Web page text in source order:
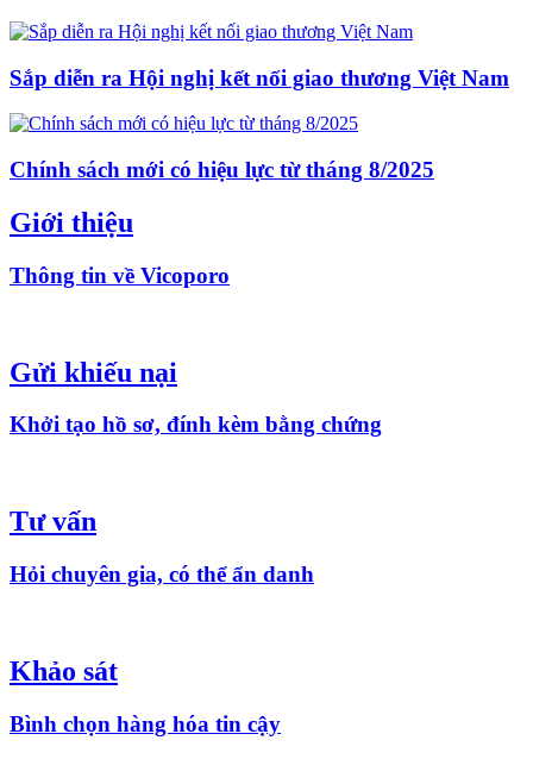
Sắp diễn ra Hội nghị kết nối giao thương Việt Nam
Chính sách mới có hiệu lực từ tháng 8/2025
Giới thiệu
Thông tin về Vicoporo
Gửi khiếu nại
Khởi tạo hồ sơ, đính kèm bằng chứng
Tư vấn
Hỏi chuyên gia, có thể ẩn danh
Khảo sát
Bình chọn hàng hóa tin cậy